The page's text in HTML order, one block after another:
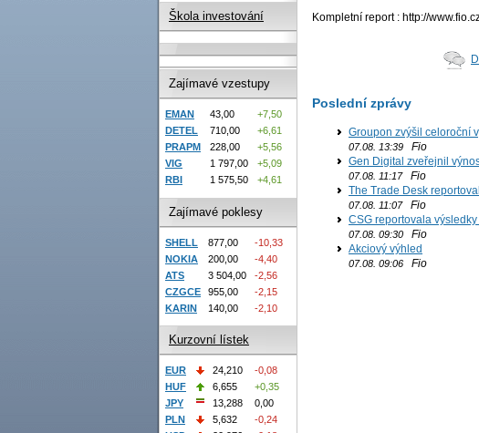
Kompletní report : http://
Poslední zprávy
Groupon zvýšil celoroční
07.08. 13:39 Fio
Gen Digital zveřejnil
07.08. 11:17Fio
The Trade Desk
07.08. 11:07Fio
CSG reportovala
07.08. 09:30 Fio
Akciový výhled
07.08. 09:06 Fio
Škola investování
Zajímavé vzestupy
EMAN 43,00
+7,50
DETEL
710,00
+6,61
PRAPM
228,00
+5,56
VIG
1 797,00
+5,09
RBI
1 575,50 +4,61
Zajímavé poklesy
SHELL 877,00
-10,33
NOKIA
200,00
-4,40
ATS
3 504,00
-2,56
CZGCE
955,00
-2,15
KARIN
140,00 -2,10
Kurzovní lístek
EUR 24,210
-0,08
HUF
6,655
+0,35
JPY
13,288
0,00
PLN
5,632
-0,24